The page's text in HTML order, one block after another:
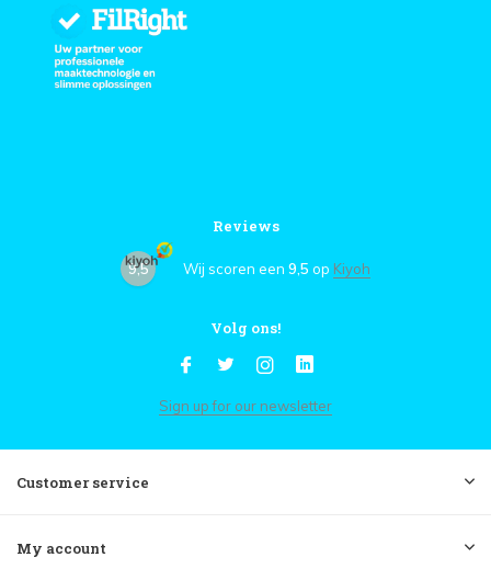
Reviews
9,5 Wij scoren een 9,5 op Kiyoh
Volg ons!
Sign up for our newsletter
Customer service
My account